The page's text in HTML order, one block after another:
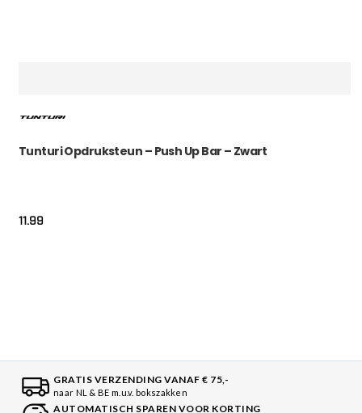
Tunturi Opdruksteun – Push Up Bar – Zwart
11.99
GRATIS VERZENDING VANAF € 75,-
naar NL & BE m.u.v. bokszakken
AUTOMATISCH SPAREN VOOR KORTING